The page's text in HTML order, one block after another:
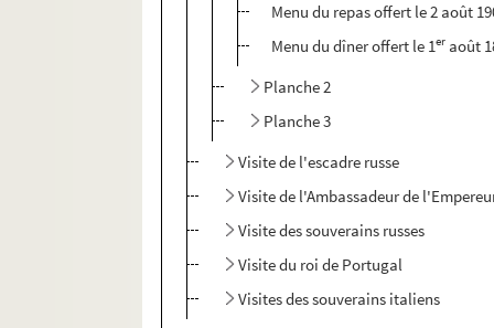
Menu du repas offert le 2 août
Menu du dîner offert le 1er août
Planche 2
Planche 3
Visite de l'escadre russe
Visite de l'Ambassadeur de
Visite des souverains russes
Visite du roi de Portugal
Visites des souverains italiens